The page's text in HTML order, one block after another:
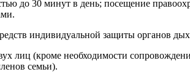
до 30 минут в день; посещение
индивидуальной защиты органов
лиц (кроме необходимости
семьи).